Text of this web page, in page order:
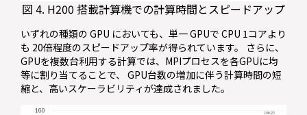
図 4. H200 搭載計算機での計算時間とスピードアップ
いずれの種類の GPU においても、単一 GPUで CPU 1コアより
も 20倍程度のスピードアップ率が得られています。 さらに、
GPUを複数台利用する計算では、MPIプロセスを各GPUに均
等に割り当てることで、 GPU台数の増加に伴う計算時間の短
縮と、高いスケーラビリティが達成されました。